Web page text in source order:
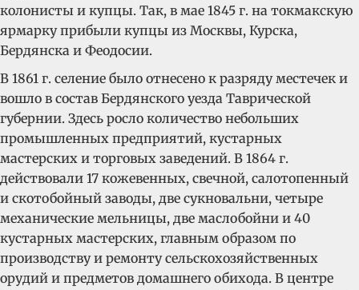
колонисты и купцы. Так, в мае 1845 г. на токмакскую
ярмарку прибыли купцы из Москвы, Курска,
Бердянска и Феодосии.
В 1861 г. селение было отнесено к разряду местечек и
вошло в состав Бердянского уезда Таврической
губернии. Здесь росло количество небольших
промышленных предприятий, кустарных
мастерских и торговых заведений. В 1864 г.
действовали 17 кожевенных, свечной, салотопенный
и скотобойный заводы, две сукновальни, четыре
механические мельницы, две маслобойни и 40
кустарных мастерских, главным образом по
производству и ремонту сельскохозяйственных
орудий и предметов домашнего обихода. В центре